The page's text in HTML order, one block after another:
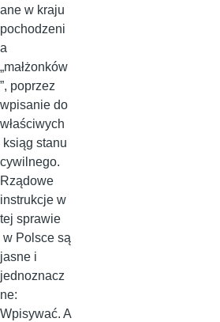
ane w kraju
pochodzeni
a
„małżonków
”, poprzez
wpisanie do
właściwych
ksiąg stanu
cywilnego.
Rządowe
instrukcje w
tej sprawie
w Polsce są
jasne i
jednoznacz
ne:
Wpisywać. A